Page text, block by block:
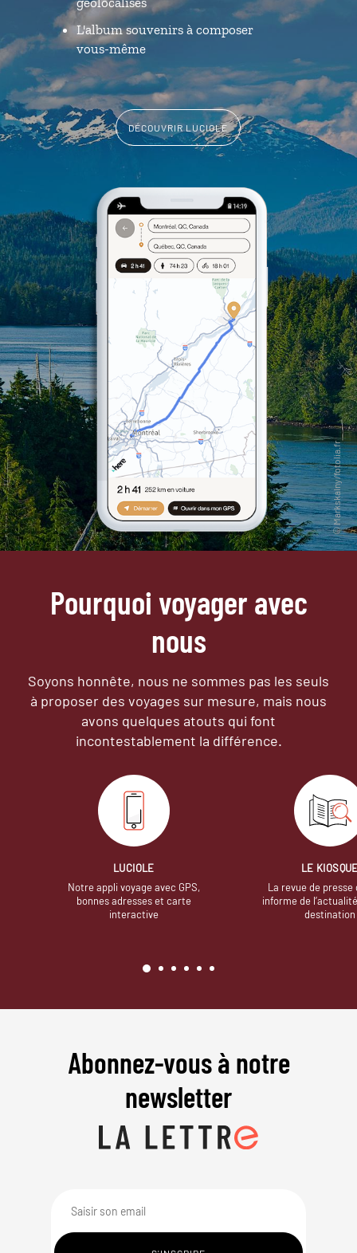
L'album souvenirs à composer
vous-même
DÉCOUVRIR LUCIOLE
Pourquoi voyager avec
nous
Soyons honnête, nous ne sommes pas les seuls
à proposer des voyages sur mesure, mais nous
avons quelques atouts qui font
incontestablement la différence.
LUCIOLE
Notre appli voyage avec GPS,
bonnes adresses et carte
interactive
LE
La revue de presse
informe de
destination
Abonnez-vous à notre
newsletter